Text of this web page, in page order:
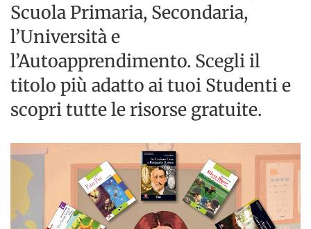
Scuola Primaria, Secondaria,
l’Università e
l’Autoapprendimento. Scegli il
titolo più adatto ai tuoi Studenti e
scopri tutte le risorse gratuite.